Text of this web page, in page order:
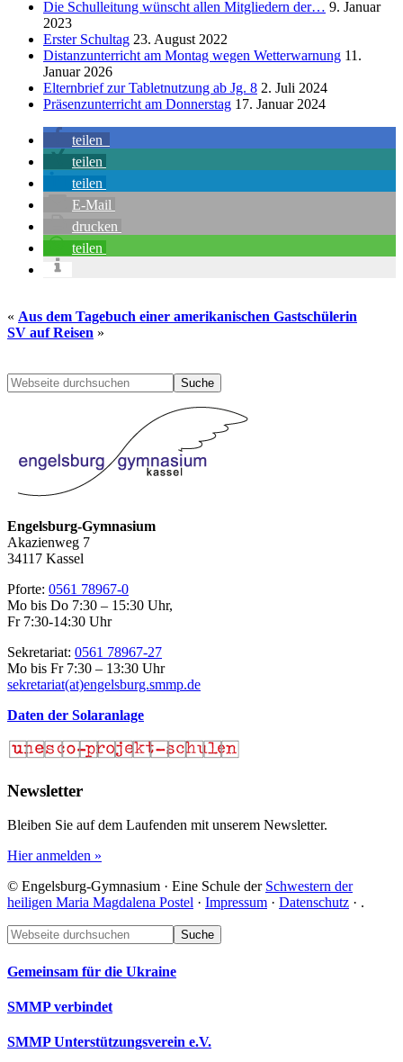
Die Schulleitung wünscht allen Mitgliedern der… 9. Januar
2023
Erster Schultag 23. August 2022
Distanzunterricht am Montag wegen Wetterwarnung 11.
Januar 2026
Elternbrief zur Tabletnutzung ab Jg. 8 2. Juli 2024
Präsenzunterricht am Donnerstag 17. Januar 2024
teilen
teilen
teilen
E-Mail
drucken
teilen
« Aus dem Tagebuch einer amerikanischen Gastschülerin
SV auf Reisen »
Seitenspalte
Webseite
durchsuchen
Engelsburg-Gymnasium
Akazienweg 7
34117 Kassel
Pforte: 0561 78967-0
Mo bis Do 7:30 – 15:30 Uhr,
Fr 7:30-14:30 Uhr
Sekretariat: 0561 78967-27
Mo bis Fr 7:30 – 13:30 Uhr
sekretariat(at)engelsburg.smmp.de
Daten der Solaranlage
Newsletter
Bleiben Sie auf dem Laufenden mit unserem Newsletter.
Hier anmelden »
© Engelsburg-Gymnasium · Eine Schule der Schwestern der
heiligen Maria Magdalena Postel · Impressum · Datenschutz · .
Footer
Webseite
durchsuchen
Gemeinsam für die Ukraine
SMMP verbindet
SMMP Unterstützungsverein e.V.